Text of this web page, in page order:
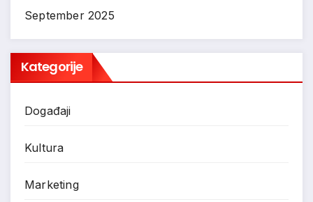
September 2025
Kategorije
Događaji
Kultura
Marketing